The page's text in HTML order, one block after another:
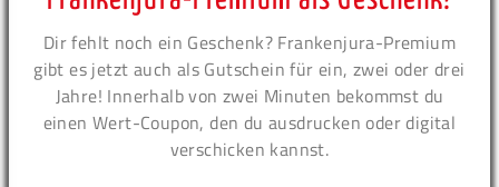
Dir fehlt noch ein Geschenk? Frankenjura-Premium
gibt es jetzt auch als Gutschein für ein, zwei oder drei
Jahre! Innerhalb von zwei Minuten bekommst du
einen Wert-Coupon, den du ausdrucken oder digital
verschicken kannst.